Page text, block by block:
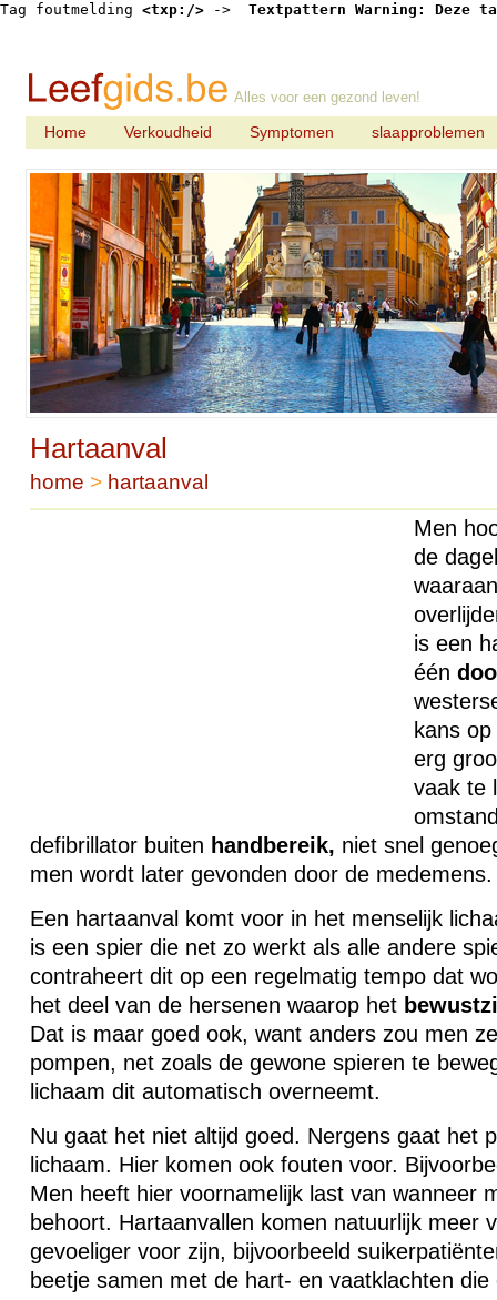
Tag foutmelding <txp:/> -> Textpattern Warning: Deze
Alles voor een gezond leven!
Home Verkoudheid Symptomen slaapproblemen
Hartaanval
home > hartaanval
Men
de
is een
één
kans
erg
vaak te
defibrillator buiten handbereik, niet snel
men wordt later gevonden door de medemens.
Een hartaanval komt voor in het menselijk
is een spier die net zo werkt als alle andere
contraheert dit op een regelmatig tempo dat
het deel van de hersenen waarop het
Dat is maar goed ook, want anders zou men
pompen, net zoals de gewone spieren te
lichaam dit automatisch overneemt.
Nu gaat het niet altijd goed. Nergens gaat het
lichaam. Hier komen ook fouten voor.
Men heeft hier voornamelijk last van wanneer
behoort. Hartaanvallen komen natuurlijk meer
gevoeliger voor zijn, bijvoorbeeld
beetje samen met de hart- en vaatklachten